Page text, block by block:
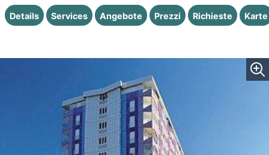
Details Services Angebote Prezzi Richieste Karte